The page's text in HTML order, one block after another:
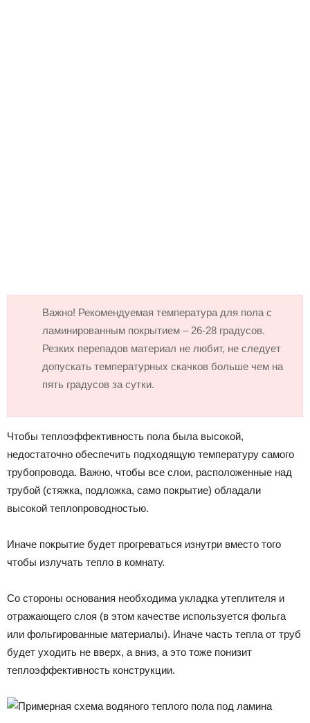
Важно! Рекомендуемая температура для пола с
ламинированным покрытием – 26-28 градусов.
Резких перепадов материал не любит, не следует
допускать температурных скачков больше чем на
пять градусов за сутки.
Чтобы теплоэффективность пола была высокой,
недостаточно обеспечить подходящую температуру самого
трубопровода. Важно, чтобы все слои, расположенные над
трубой (стяжка, подложка, само покрытие) обладали
высокой теплопроводностью.
Иначе покрытие будет прогреваться изнутри вместо того
чтобы излучать тепло в комнату.
Со стороны основания необходима укладка утеплителя и
отражающего слоя (в этом качестве используется фольга
или фольгированные материалы). Иначе часть тепла от труб
будет уходить не вверх, а вниз, а это тоже понизит
теплоэффективность конструкции.